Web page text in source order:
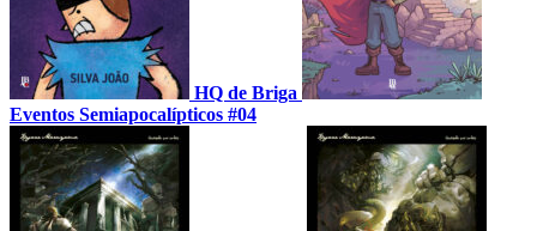
HQ de Briga
Eventos Semiapocalípticos #04